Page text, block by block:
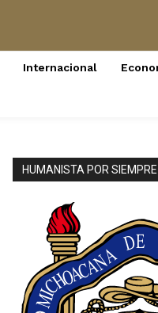
Internacional
HUMANISTA POR SIEMPRE